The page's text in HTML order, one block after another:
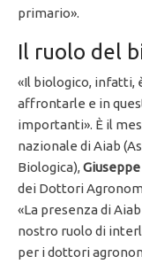
primario».
Il ruolo del
«Il biologico, infatti,
affrontarle e in
importanti». È il
nazionale di Aiab
Biologica),
dei Dottori
«La presenza di
nostro ruolo di
per i dottori